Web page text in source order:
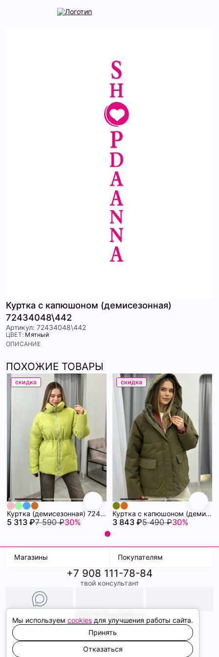
Куртка с капюшоном (демисезонная)
72434048\442
Артикул: 72434048\442
ЦВЕТ: Мятный
ОПИСАНИЕ
ПОХОЖИЕ ТОВАРЫ
скидка
Куртка (демисезонная) 72462280\26
5 313 ₽7 590 ₽30%
скидка
Куртка с капюшоном (демисезонная) 72462086\434
3 843 ₽5 490 ₽30%
Магазины
ТК Терминал
ТРК Континент
Покупателям
Доставка
Условия оплаты
Образы
+7 908 111-78-84
твой консультант
Политика конфиденциальности
Соглашение cookie
Сайт создали
Мы используем cookies для улучшения работы сайта.
Принять
Отказаться